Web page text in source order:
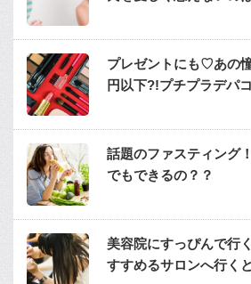
プレゼントにも♡あの
円以下?!プチプラデパ
話題のファスティング
でもできるの？？
美容院にすっぴんで行
すすめるサロンへ行く